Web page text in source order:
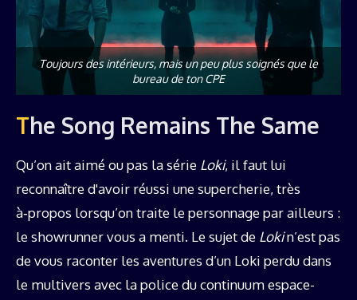
Toujours des intérieurs, mais un peu plus soignés que le
bureau de ton CPE
The Song Remains The Same
Qu’on ait aimé ou pas la série Loki, il faut lui
reconnaître d'avoir réussi une supercherie, très
à‑propos lorsqu’on traite le personnage par ailleurs :
le showrunner vous a menti. Le sujet de Lokin’est pas
de vous raconter les aventures d’un Loki perdu dans
le multivers avec la police du continuum espace-